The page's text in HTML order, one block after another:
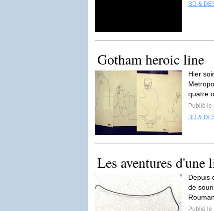
BD &
Gotham heroic line
Hier
quatre
Publié le
BD &
Les aventures d'une
Depuis
de
Publié le